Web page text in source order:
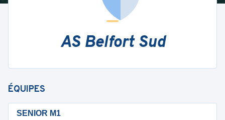
AS Belfort Sud
ÉQUIPES
SENIOR M1